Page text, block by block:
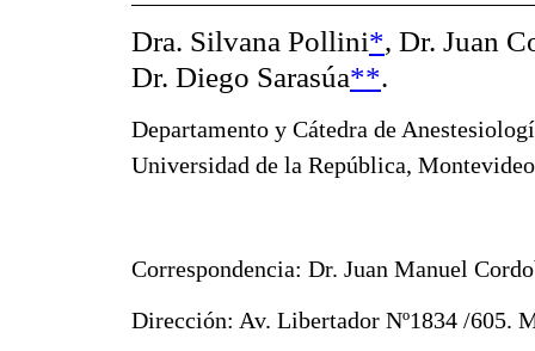
Dra. Silvana Pollini*, Dr. Juan
Dr. Diego Sarasúa**.
Departamento y Cátedra de
Universidad de la República,
Correspondencia: Dr. Juan Manuel
Dirección: Av. Libertador Nº1834 /605.